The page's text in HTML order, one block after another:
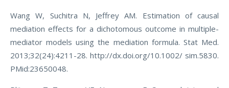
Wang W, Suchitra N, Jeffrey AM. Estimation of causal
mediation effects for a dichotomous outcome in multiple-
mediator models using the mediation formula. Stat Med.
2013;32(24):4211-28. http://dx.doi.org/10.1002/ sim.5830.
PMid:23650048.